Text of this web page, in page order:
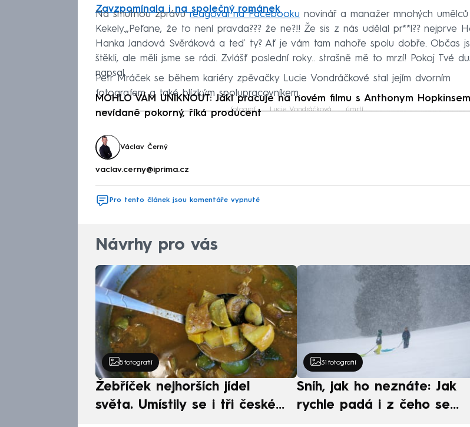
Zavzpomínala i na společný románek
Na smutnou zprávureagoval na Facebooku novinář a manažer mnohých umělců
Kekely.„Peťane, že to není pravda??? že ne?!! Že sis z nás udělal pr**l?? nejprve
Hanka Jandová Svěráková a teď ty? Ať je vám tam nahoře spolu dobře. Občas
štěkli, ale měli jsme se rádi. Zvlášť poslední roky.. strašně mě to mrzí! Pokoj Tvé
napsal.
Petr Mráček se během kariéry zpěvačky Lucie Vondráčkové stal jejím dvorním
fotografem a také blízkým spolupracovníkem.
MOHLO VÁM UNIKNOUT: Jákl pracuje na novém filmu s Anthonym
nevídaně pokorný, říká producent
fotograf Lucie Vondráčková úmrtí
Václav Černý
vaclav.cerny@iprima.cz
Pro tento článek jsou komentáře vypnuté
Návrhy pro vás
5 fotografií
Žebříček nejhorších jídel
světa. Umístily se i tři české
31 fotografií
Sníh, jak ho neznáte: Jak
rychle padá i z čeho se